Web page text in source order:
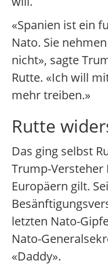
«Spanien ist ein
Nato. Sie
nicht», sagte
Rutte. «Ich will
mehr treiben.»
Rutte
Das ging selbst
Trump-
Europäern gilt.
letzten Nato-
Nato-
«Daddy».